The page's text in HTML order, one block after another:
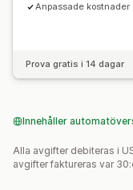
Anpassade kostnader
Prova gratis i 14 dagar
Innehåller
Alla avgifter debiteras i
avgifter faktureras var